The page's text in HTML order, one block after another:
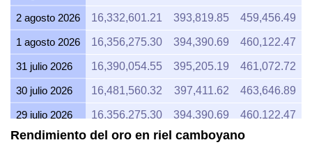
2 agosto 2026 16,332,601.21 393,819.85 459,456.49
1 agosto 2026 16,356,275.30 394,390.69 460,122.47
31 julio 2026 16,390,054.55 395,205.19 461,072.72
30 julio 2026 16,481,560.32 397,411.62 463,646.89
29 julio 2026 16,356,275.30 394,390.69 460,122.47
28 julio 2026 16,300,043.31 393,034.79 458,540.59
Rendimiento del oro en riel camboyano